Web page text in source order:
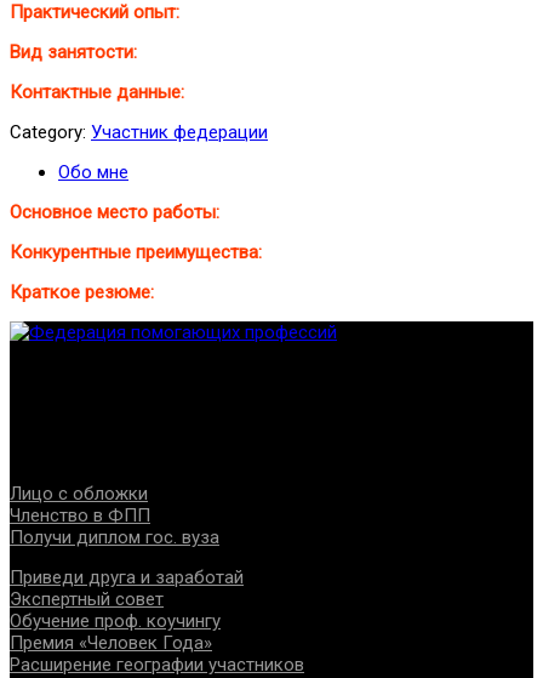
Практический опыт:
Вид занятости:
Контактные данные:
Category: Участник федерации
Обо мне
Основное место работы:
Конкурентные преимущества:
Краткое резюме:
Лицо с обложки
Членство в ФПП
Получи диплом гос. вуза
Приведи друга и заработай
Экспертный совет
Обучение проф. коучингу
Премия «Человек Года»
Расширение географии участников